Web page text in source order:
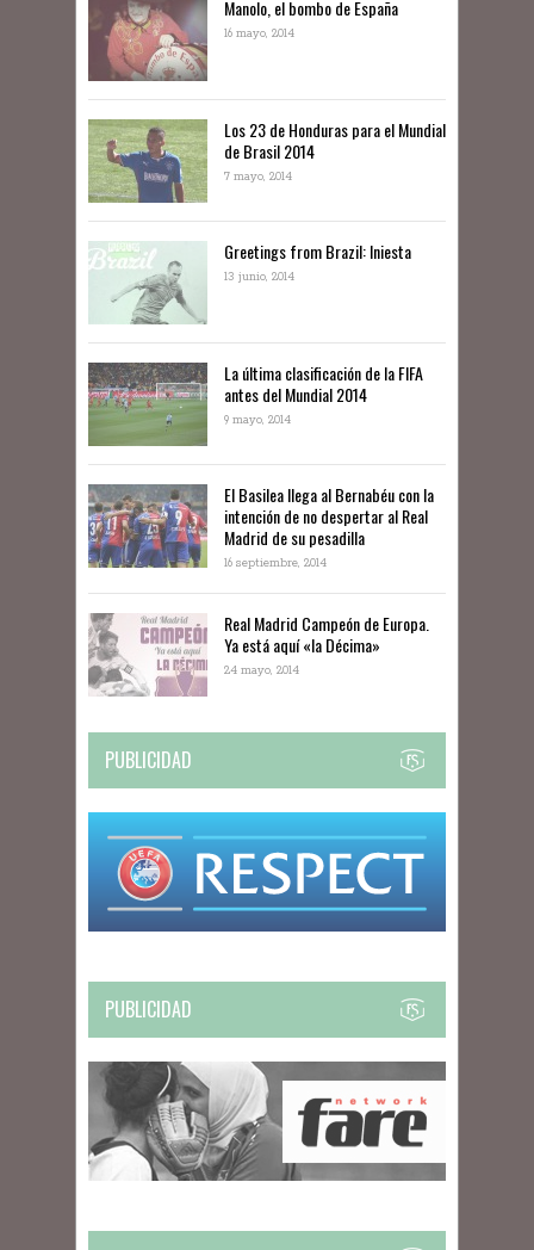
Manolo, el bombo de España
16 mayo, 2014
Los 23 de Honduras para el Mundial
de Brasil 2014
7 mayo, 2014
Greetings from Brazil: Iniesta
13 junio, 2014
La última clasificación de la FIFA
antes del Mundial 2014
9 mayo, 2014
El Basilea llega al Bernabéu con la
intención de no despertar al Real
Madrid de su pesadilla
16 septiembre, 2014
Real Madrid Campeón de Europa.
Ya está aquí «la Décima»
24 mayo, 2014
PUBLICIDAD
PUBLICIDAD